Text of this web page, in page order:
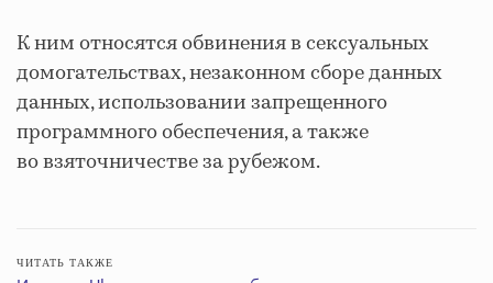
К ним относятся обвинения в сексуальных
домогательствах, незаконном сбореданных
данных, использовании запрещенного
программного обеспечения, а также
во взяточничестве за рубежом.
ЧИТАТЬ ТАКЖЕ